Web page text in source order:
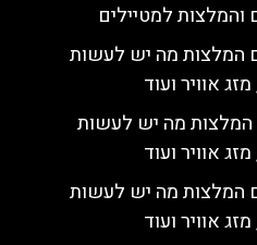
והמלצות למטיילים
המלצות מה יש לעשות
אוויר ועוד
המלצות מה יש לעשות
אוויר ועוד
המלצות מה יש לעשות
אוויר ועוד